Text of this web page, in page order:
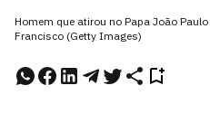
Homem que atirou no Papa João
Francisco (Getty Images)